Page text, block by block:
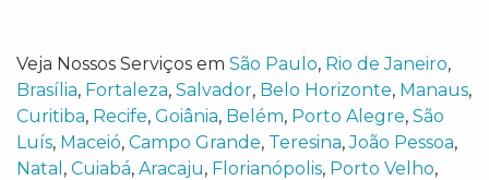
Veja Nossos Serviços em São Paulo, Rio de Janeiro,
Brasília, Fortaleza, Salvador, Belo Horizonte, Manaus,
Curitiba, Recife, Goiânia, Belém, Porto Alegre, São
Luís, Maceió, Campo Grande, Teresina,João Pessoa,
Natal , Cuiabá, Aracaju, Florianópolis, Porto Velho,